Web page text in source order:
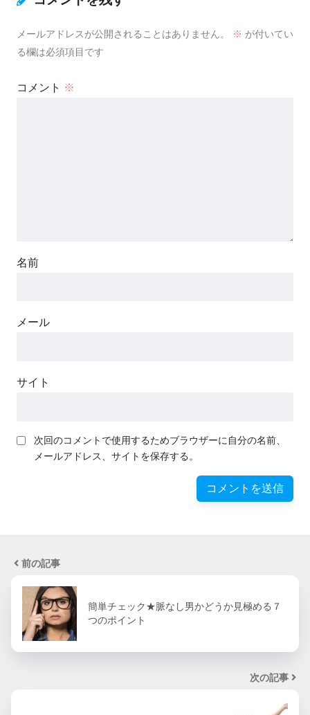
メールアドレスが公開されることはありません。 ※ が付いてい
る欄は必須項目です
コメント ※
名前
メール
サイト
次回のコメントで使用するためブラウザーに自分の名前、
メールアドレス、サイトを保存する。
前の記事
簡単チェック★脈なし男かどうか見極める７
つのポイント
次の記事